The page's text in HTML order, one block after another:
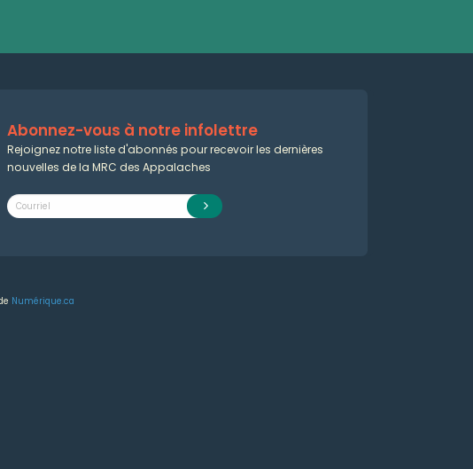
Abonnez-vous à notre infolettre
Rejoignez notre liste d'abonnés pour recevoir les dernières
nouvelles de la MRC des Appalaches
Numérique.ca